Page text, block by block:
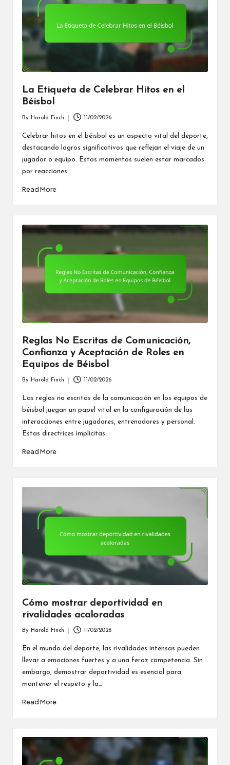
La Etiqueta de Celebrar Hitos en el
Béisbol
by
By Harold Finch 11/02/2026
Celebrar hitos en el béisbol es un aspecto vital del deporte,
destacando logros significativos que reflejan el viaje de un
jugador o equipo. Estos momentos suelen estar marcados
por reacciones…
Read More
Reglas No Escritas de Comunicación,
Confianza y Aceptación de Roles en
Equipos de Béisbol
by
By Harold Finch 11/02/2026
Las reglas no escritas de la comunicación en los equipos de
béisbol juegan un papel vital en la configuración de las
interacciones entre jugadores, entrenadores y personal.
Estas directrices implícitas…
Read More
Cómo mostrar deportividad en
rivalidades acaloradas
by
By Harold Finch 11/02/2026
En el mundo del deporte, las rivalidades intensas pueden
llevar a emociones fuertes y a una feroz competencia. Sin
embargo, demostrar deportividad es esencial para
mantener el respeto y la…
Read More